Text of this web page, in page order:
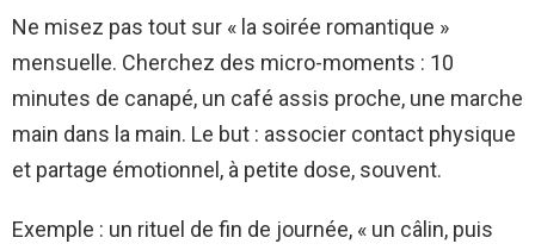
Ne misez pas tout sur « la soirée romantique »
mensuelle. Cherchez des micro-moments : 10
minutes de canapé, un café assis proche, une marche
main dans la main. Le but : associer contact physique
et partage émotionnel, à petite dose, souvent.
Exemple : un rituel de fin de journée, « un câlin, puis